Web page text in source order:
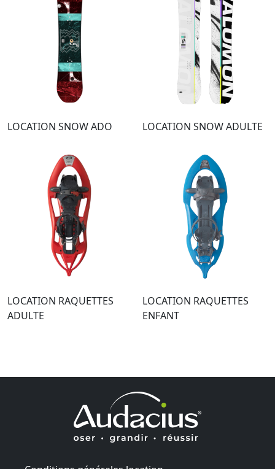
LOCATION SNOW ADO LOCATION SNOW ADULTE
LOCATION RAQUETTES
ADULTE
LOCATION RAQUETTES
ENFANT